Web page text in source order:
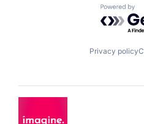
Powered
Privacy policy